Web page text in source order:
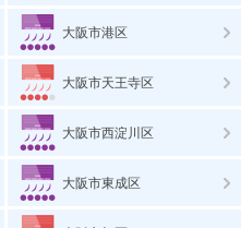
大阪市港区
大阪市天王寺区
大阪市西淀川区
大阪市東成区